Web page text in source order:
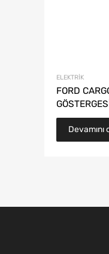
ELEKTRIK
FORD
Devamını